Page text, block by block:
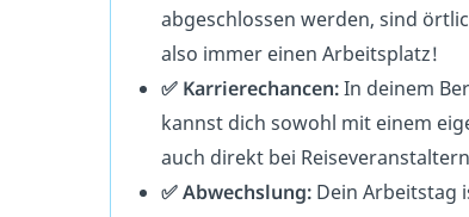
abgeschlossen werden, sind
also immer einen Arbeitsplatz!
✅ Karrierechancen:In deinem
kannst dich sowohl mit einem
auch direkt bei
✅ Abwechslung: Dein Arbeitstag